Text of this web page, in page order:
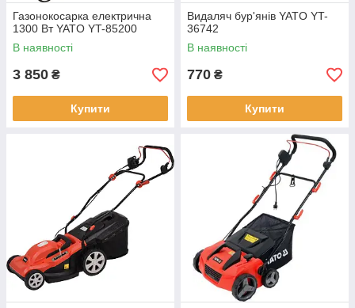
Газонокосарка електрична
1300 Вт YATO YT-85200
В наявності
3 850 ₴
Купити
Видаляч бур'янів YATO YT-
36742
В наявності
770 ₴
Купити